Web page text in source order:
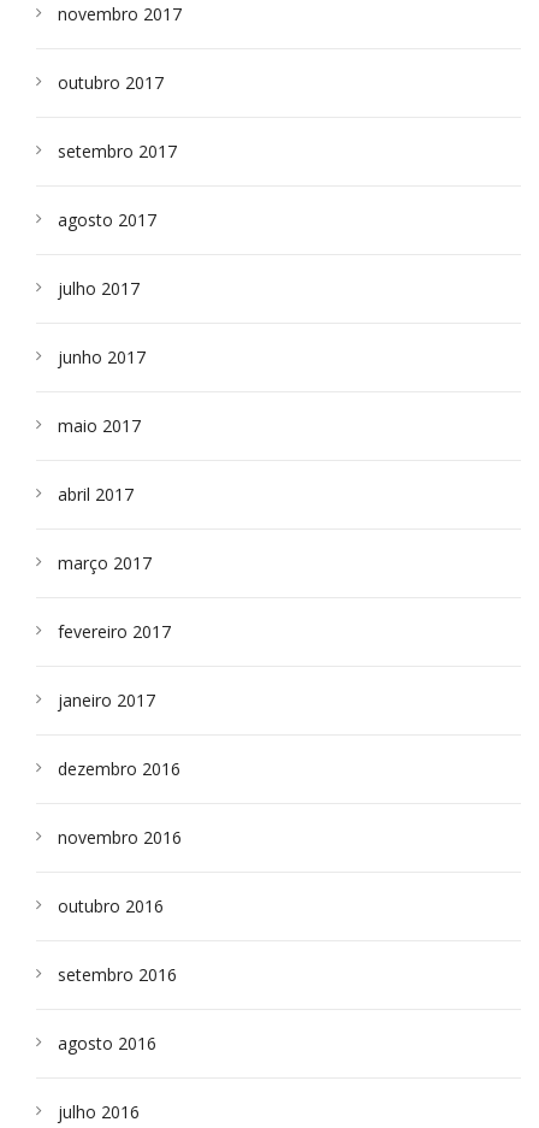
novembro 2017
outubro 2017
setembro 2017
agosto 2017
julho 2017
junho 2017
maio 2017
abril 2017
março 2017
fevereiro 2017
janeiro 2017
dezembro 2016
novembro 2016
outubro 2016
setembro 2016
agosto 2016
julho 2016